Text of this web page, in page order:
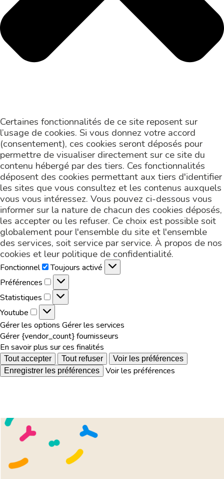
Certaines fonctionnalités de ce site reposent sur
l’usage de cookies. Si vous donnez votre accord
(consentement), ces cookies seront déposés pour
permettre de visualiser directement sur ce site du
contenu hébergé par des tiers. Ces fonctionnalités
déposent des cookies permettant aux tiers d'identifier
les sites que vous consultez et les contenus auxquels
vous vous intéressez. Vous pouvez ci-dessous vous
informer sur la nature de chacun des cookies déposés,
les accepter ou les refuser. Ce choix est possible soit
globalement pour l'ensemble du site et l'ensemble
des services, soit service par service. À propos de nos
cookies et leur politique de confidentialité.
Fonctionnel Fonctionnel
Toujours activé
Préférences
Préférences
Statistiques
Statistiques
Youtube
Youtube
Gérer les options Gérer les services
Gérer {vendor_count} fournisseurs
En savoir plus sur ces finalités
Tout accepter Tout refuser
Voir les préférences
Enregistrer les préférences
Voir les préférences